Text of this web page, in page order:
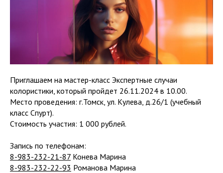
Приглашаем на мастер-класс Экспертные случаи
колористики, который пройдет 26.11.2024 в 10.00.
Место проведения: г.Томск, ул. Кулева, д.26/1 (учебный
класс Спурт).
Стоимость участия: 1 000 рублей.
Запись по телефонам:
8-983-232-21-87 Конева Марина
8-983-232-22-93 Романова Марина